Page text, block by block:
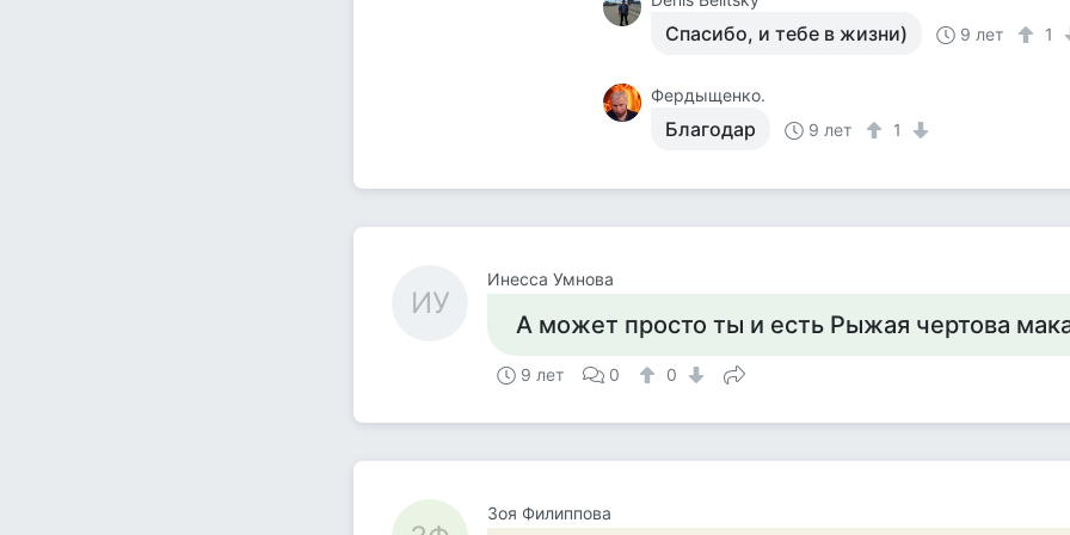
Спасибо, и тебе в жизни) 9 лет 1
Фердыщенко.
Благодар 9 лет 1
ИУ
Инесса Умнова
А может просто ты и есть Рыжая чертова
9 лет 0 0
Зоя Филиппова